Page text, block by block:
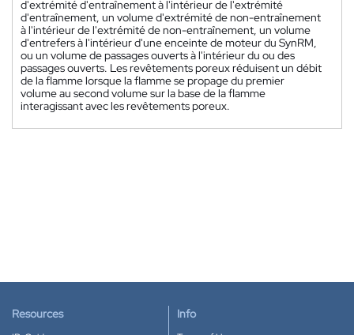
d'extrémité d'entraînement à l'intérieur de l'extrémité
d'entraînement, un volume d'extrémité de non-entraînement
à l'intérieur de l'extrémité de non-entraînement, un volume
d'entrefers à l'intérieur d'une enceinte de moteur du SynRM,
ou un volume de passages ouverts à l'intérieur du ou des
passages ouverts. Les revêtements poreux réduisent un débit
de la flamme lorsque la flamme se propage du premier
volume au second volume sur la base de la flamme
interagissant avec les revêtements poreux.
Resources Info